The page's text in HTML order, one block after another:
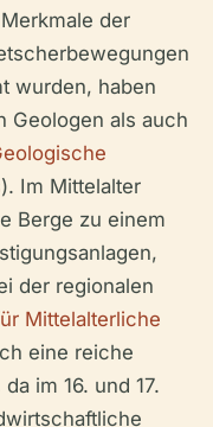
der
wurden, haben
Geologen als auch
). Im Mittelalter
Berge zu einem
der regionalen
Mittelalterliche
eine reiche
im 16. und 17.